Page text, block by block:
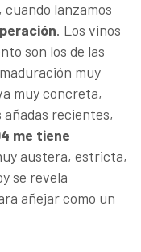
cuando lanzamos
. Los vinos
son los de las
muy
muy concreta,
añadas recientes,
me tiene
austera, estricta,
se revela
añejar como un